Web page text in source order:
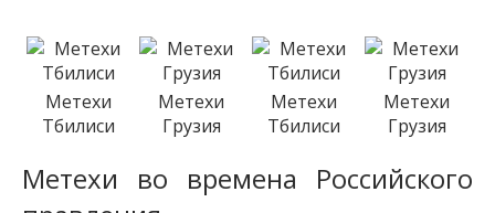
Метехи
Тбилиси
Метехи
Грузия
Метехи
Тбилиси
Метехи
Грузия
Метехи во времена Российского